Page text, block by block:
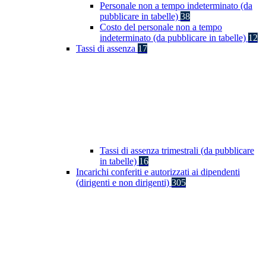
Personale non a tempo indeterminato (da
pubblicare in tabelle) 38
Costo del personale non a tempo
indeterminato (da pubblicare in tabelle) 12
Tassi di assenza 17
Tassi di assenza trimestrali (da pubblicare
in tabelle) 16
Incarichi conferiti e autorizzati ai dipendenti
(dirigenti e non dirigenti) 305